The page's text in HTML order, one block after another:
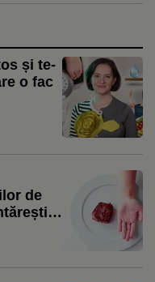
și te-
o fac
de